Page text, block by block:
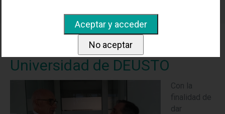
de DEUSTO
ANDE firma un acuerdo con la
Universidad de DEUSTO
Con la
finalidad de
dar